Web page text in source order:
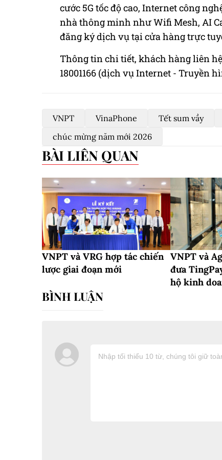
cước 5G tốc độ cao, Internet công
nhà thông minh như Wifi Mesh, AI
đăng ký dịch vụ tại cửa hàng trực
Thông tin chi tiết, khách hàng liên
18001166 (dịch vụ Internet - Truyền
VNPT VinaPhone Tết sum vầy
chúc mừng năm mới 2026
BÀI LIÊN QUAN
VNPT và VRG hợp tác chiến
lược giai đoạn mới
VNPT và
đưa
hộ kinh